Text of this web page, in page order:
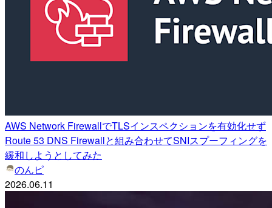
AWS Network FirewallでTLSインスペクションを有効化せず
Route 53 DNS Firewallと組み合わせてSNIスプーフィングを
緩和しようとしてみた
のんピ
2026.06.11